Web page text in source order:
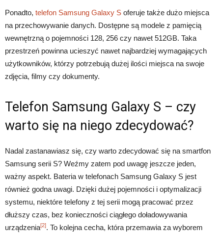
Ponadto, telefon Samsung Galaxy S oferuje także dużo miejsca
na przechowywanie danych. Dostępne są modele z pamięcią
wewnętrzną o pojemności 128, 256 czy nawet 512GB. Taka
przestrzeń powinna ucieszyć nawet najbardziej wymagających
użytkowników, którzy potrzebują dużej ilości miejsca na swoje
zdjęcia, filmy czy dokumenty.
Telefon Samsung Galaxy S – czy
warto się na niego zdecydować?
Nadal zastanawiasz się, czy warto zdecydować się na smartfon
Samsung serii S? Weźmy zatem pod uwagę jeszcze jeden,
ważny aspekt. Bateria w telefonach Samsung Galaxy S jest
również godna uwagi. Dzięki dużej pojemności i optymalizacji
systemu, niektóre telefony z tej serii mogą pracować przez
dłuższy czas, bez konieczności ciągłego doładowywania
urządzenia[2]. To kolejna cecha, która przemawia za wyborem